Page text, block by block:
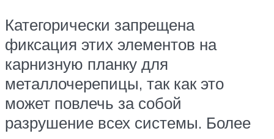
Категорически запрещена
фиксация этих элементов на
карнизную планку для
металлочерепицы, так как это
может повлечь за собой
разрушение всех системы. Более